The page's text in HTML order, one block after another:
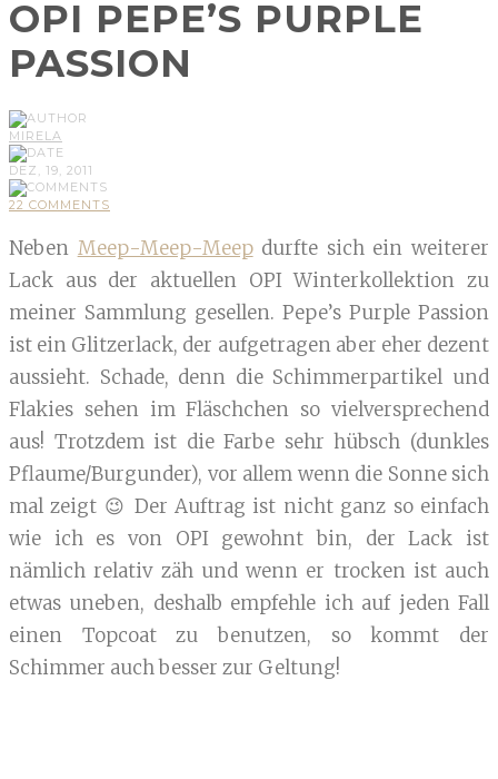
OPI PEPE’S PURPLE
PASSION
MIRELA
DEZ, 19, 2011
22 COMMENTS
Neben Meep-Meep-Meepdurfte sich ein weiterer
Lack aus der aktuellen OPI Winterkollektion zu
meiner Sammlung gesellen. Pepe’s Purple Passion
ist ein Glitzerlack, der aufgetragen aber eher dezent
aussieht. Schade, denn die Schimmerpartikel und
Flakies sehen im Fläschchen so vielversprechend
aus! Trotzdem ist die Farbe sehr hübsch (dunkles
Pflaume/Burgunder), vor allem wenn die Sonne sich
mal zeigt 😉 Der Auftrag ist nicht ganz so einfach
wie ich es von OPI gewohnt bin, der Lack ist
nämlich relativ zäh und wenn er trocken ist auch
etwas uneben, deshalb empfehle ich auf jeden Fall
einen Topcoat zu benutzen, so kommt der
Schimmer auch besser zur Geltung!